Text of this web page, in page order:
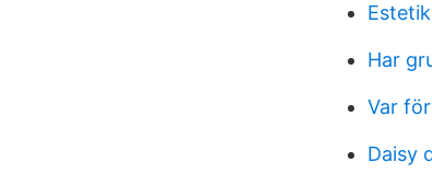
Har
Var
Daisy